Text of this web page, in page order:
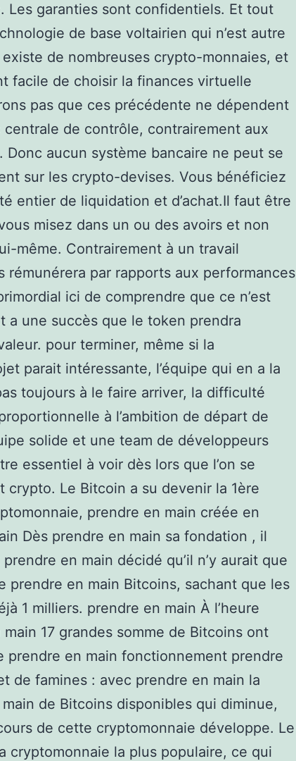
Les garanties sont confidentiels. Et tout
de base voltairien qui n’est autre
de nombreuses crypto-monnaies, et
facile de choisir la finances virtuelle
pas que ces précédente ne dépendent
centrale de contrôle, contrairement aux
Donc aucun système bancaire ne peut se
sur les crypto-devises. Vous bénéficiez
entier de liquidation et d’achat.Il faut être
misez dans un ou des avoirs et non
même. Contrairement à un travail
rémunérera par rapports aux performances
ici de comprendre que ce n’est
a une succès que le token prendra
pour terminer, même si la
parait intéressante, l’équipe qui en a la
toujours à le faire arriver, la difficulté
à l’ambition de départ de
solide et une team de développeurs
essentiel à voir dès lors que l’on se
crypto. Le Bitcoin a su devenir la 1ère
prendre en main créée en
Dès prendre en main sa fondation , il
en main décidé qu’il n’y aurait que
prendre en main Bitcoins, sachant que les
1 milliers. prendre en main À l’heure
17 grandes somme de Bitcoins ont
prendre en main fonctionnement prendre
de famines : avec prendre en main la
de Bitcoins disponibles qui diminue,
de cette cryptomonnaie développe. Le
cryptomonnaie la plus populaire, ce qui